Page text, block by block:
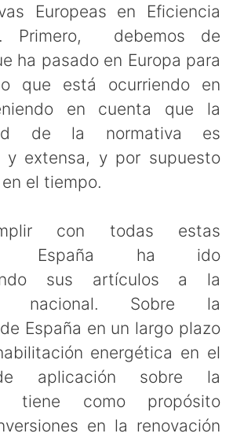
Europeas en Eficiencia
Primero, debemos de
ha pasado en Europa para
que está ocurriendo en
en cuenta que la
de la normativa es
y extensa, y por supuesto
el tiempo.
con todas estas
España ha ido
sus artículos a la
nacional. Sobre la
España en un largo plazo
energética en el
aplicación sobre la
tiene como propósito
en la renovación